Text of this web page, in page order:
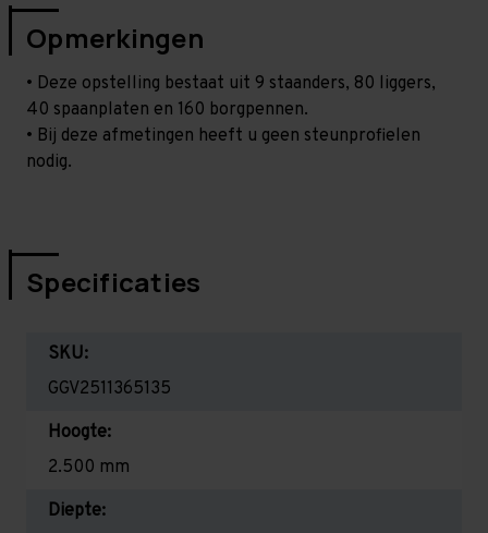
Opmerkingen
• Deze opstelling bestaat uit 9 staanders, 80 liggers,
40 spaanplaten en 160 borgpennen.
• Bij deze afmetingen heeft u geen steunprofielen
nodig.
Specificaties
SKU:
GGV2511365135
Hoogte:
2.500 mm
Diepte: